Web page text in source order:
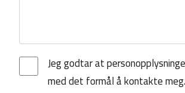
Jeg godtar at
med det formål å kontakte meg.